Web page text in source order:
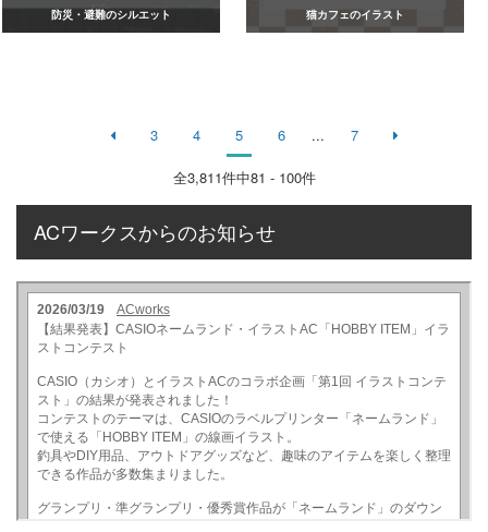
防災・避難のシルエット 猫カフェのイラスト
3 4 5 6 ... 7
全3,811件中81 - 100件
ACワークスからのお知らせ